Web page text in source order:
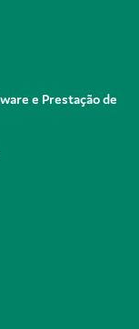
e Prestação de